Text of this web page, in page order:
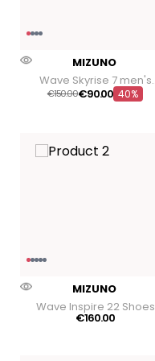
MIZUNO
Wave Skyrise 7 men's
running shoes
€15000€90.00 40%
MIZUNO
Wave Inspire 22 Shoes
€160.00